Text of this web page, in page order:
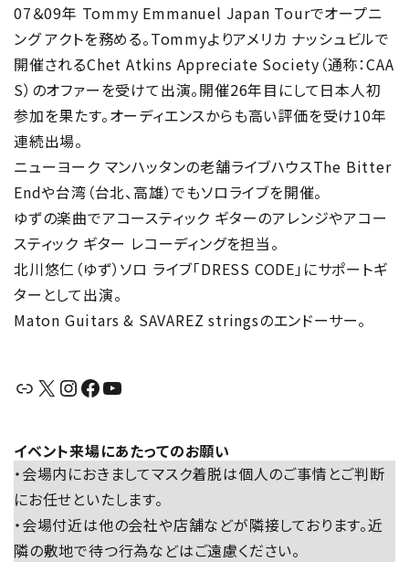
07＆09年 Tommy Emmanuel Japan Tourでオープニ
ング アクトを務める。Tommyよりアメリカ ナッシュビルで
開催されるChet Atkins Appreciate Society（通称：CAA
S）のオファーを受けて出演。開催26年目にして日本人初
参加を果たす。オーディエンスからも高い評価を受け10年
連続出場。
ニューヨーク マンハッタンの老舗ライブハウスThe Bitter
Endや台湾（台北、高雄）でもソロライブを開催。
ゆずの楽曲でアコースティック ギターのアレンジやアコー
スティック ギター レコーディングを担当。
北川悠仁（ゆず）ソロ ライブ「DRESS CODE」にサポートギ
ターとして出演。
Maton Guitars & SAVAREZ stringsのエンドーサー。
リンクX InstagramFacebook YouTube
イベント来場にあたってのお願い
・会場内におきましてマスク着脱は個人のご事情とご判断
にお任せといたします。
・会場付近は他の会社や店舗などが隣接しております。近
隣の敷地で待つ行為などはご遠慮ください。